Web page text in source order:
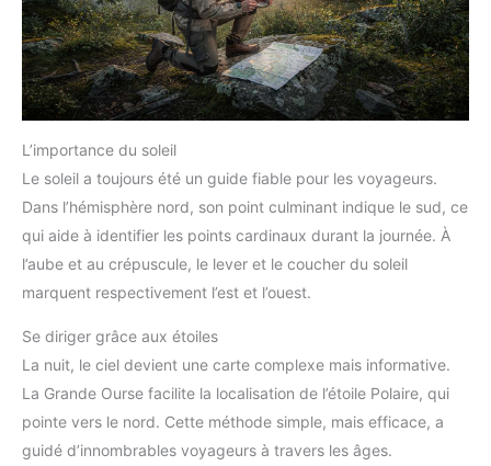
L’importance du soleil
Le soleil a toujours été un guide fiable pour les voyageurs.
Dans l’hémisphère nord, son point culminant indique le sud, ce
qui aide à identifier les points cardinaux durant la journée. À
l’aube et au crépuscule, le lever et le coucher du soleil
marquent respectivement l’est et l’ouest.
Se diriger grâce aux étoiles
La nuit, le ciel devient une carte complexe mais informative.
La Grande Ourse facilite la localisation de l’étoile Polaire, qui
pointe vers le nord. Cette méthode simple, mais efficace, a
guidé d’innombrables voyageurs à travers les âges.